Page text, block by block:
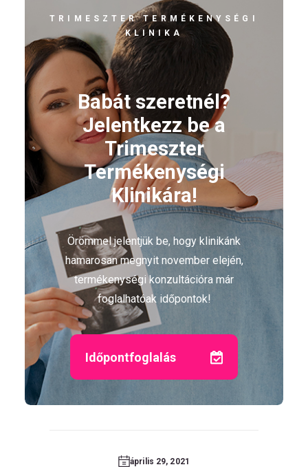
TRIMESZTER TERMÉKENYSÉGI
KLINIKA
Babát szeretnél?
Jelentkezz be a
Trimeszter
Termékenységi
Klinikára!
Örömmel jelentjük be, hogy klinikánk
hamarosan megnyit november elején,
termékenységi konzultációra már
foglalhatóak időpontok!
Időpontfoglalás
április 29, 2021